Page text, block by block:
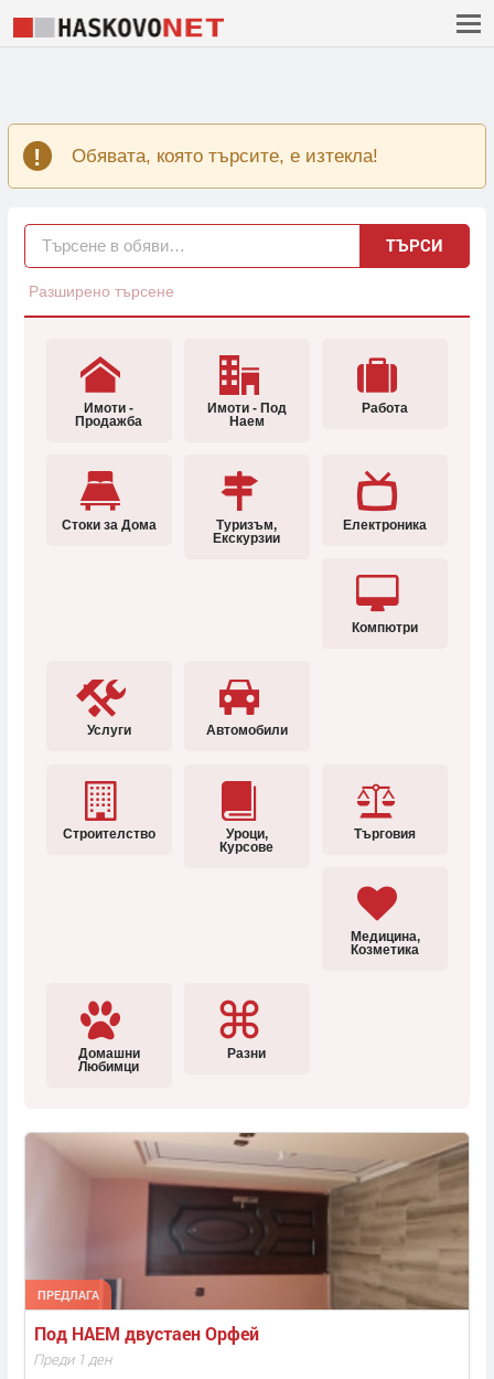
Обявата, която търсите, е изтекла!
ТЪРСИ
Разширено търсене
Имоти -
Продажба
Имоти - Под
Наем
Работа
Стоки за Дома
Туризъм,
Екскурзии
Електроника
Компютри
Услуги Автомобили
Строителство
Уроци,
Курсове
Търговия
Медицина,
Козметика
Домашни
Любимци
Разни
ПРЕДЛАГА
Под НАЕМ двустаен Орфей
Преди 1 ден